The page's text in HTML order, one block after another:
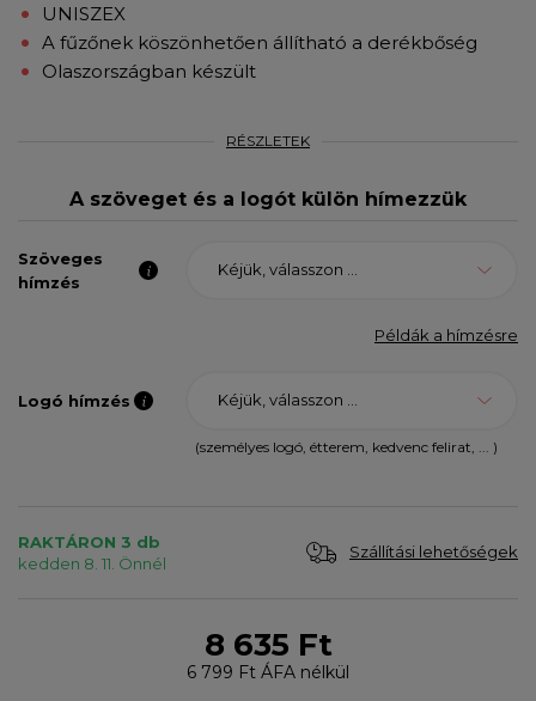
UNISZEX
A fűzőnek köszönhetően állítható a derékbőség
Olaszországban készült
RÉSZLETEK
A szöveget és a logót külön hímezzük
Szöveges
hímzés
Kéjük, válasszon ...
Példák a hímzésre
Logó hímzés Kéjük, válasszon ...
(személyes logó, étterem, kedvenc felirat, ... )
RAKTÁRON 3 db
kedden 8. 11. Önnél
Szállítási lehetőségek
8 635 Ft
6 799 Ft ÁFA nélkül